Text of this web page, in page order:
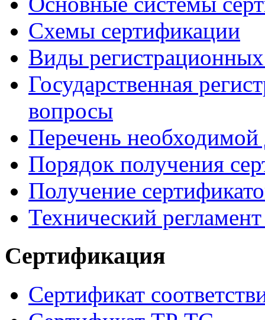
Схемы сертификации
Виды
Государственная
вопросы
Перечень
Порядок получения
Получение
Технический
Сертификация
Сертификат